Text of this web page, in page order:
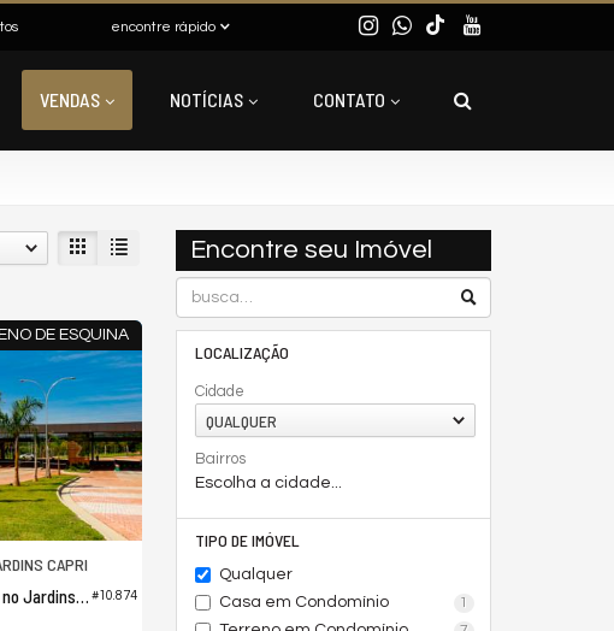
encontre rápido
VENDAS NOTÍCIAS CONTATO
Encontre seu Imóvel
LOCALIZAÇÃO
Cidade
QUALQUER
Bairros
Escolha a cidade...
TIPO DE IMÓVEL
Qualquer
Casa em Condomínio
1
DE ESQUINA
#10.874
CAPRI
Terreno em Condomínio no Jardins Capri